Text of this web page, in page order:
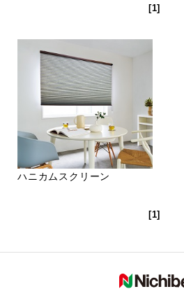
[1]
ハニカムスクリーン
[1]